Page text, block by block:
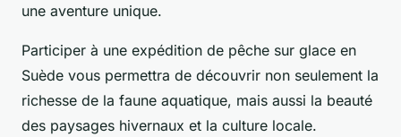
une aventure unique.
Participer à une expédition de pêche sur glace en
Suède vous permettra de découvrir non seulement la
richesse de la faune aquatique, mais aussi la beauté
des paysages hivernaux et la culture locale.